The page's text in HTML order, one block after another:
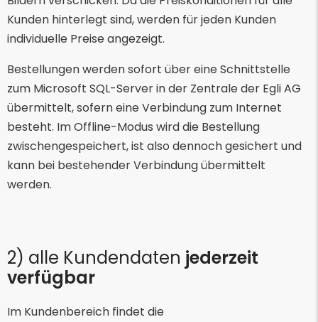
Kunden hinterlegt sind, werden für jeden Kunden
individuelle Preise angezeigt.
Bestellungen werden sofort über eine Schnittstelle
zum Microsoft SQL-Server in der Zentrale der Egli AG
übermittelt, sofern eine Verbindung zum Internet
besteht. Im Offline-Modus wird die Bestellung
zwischengespeichert, ist also dennoch gesichert und
kann bei bestehender Verbindung übermittelt
werden.
2) alle Kundendaten jederzeit
verfügbar
Im Kundenbereich findet die